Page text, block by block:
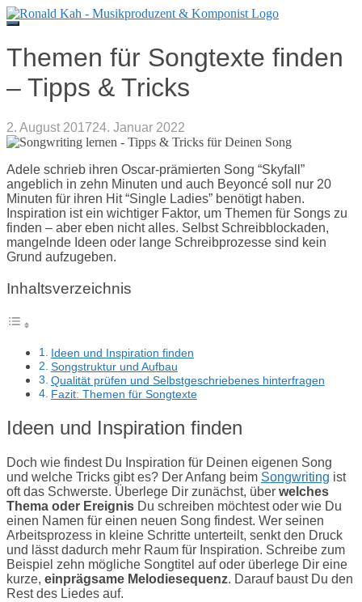
Direkt
zum
Themen für Songtexte finden
– Tipps & Tricks
2. August 201724. Januar 2022
Adele schrieb ihren Oscar-prämierten Song “Skyfall”
angeblich in zehn Minuten und auch Beyoncé soll nur 20
Minuten für ihren Hit “Single Ladies” benötigt haben.
Inspiration ist ein wichtiger Faktor, um Themen für Songs zu
finden – aber eben nicht alles. Selbst Schreibblockaden,
mangelnde Ideen oder lange Schreibprozesse sind kein
Grund aufzugeben.
Inhaltsverzeichnis
Ideen und Inspiration finden
Songstruktur und Aufbau
Qualität prüfen und Selbstgeschriebenes hinterfragen
Fazit: Themen für Songtexte
Ideen und Inspiration finden
Doch wie findest Du Inspiration für Deinen eigenen Song
und welche Tricks gibt es? Der Anfang beim Songwriting ist
oft das Schwerste. Überlege Dir zunächst, über welches
Thema oder Ereignis Du schreiben möchtest oder wie Du
einen Namen für einen neuen Song findest. Wer seinen
Arbeitsprozess in kleine Schritte unterteilt, senkt den Druck
und lässt dadurch mehr Raum für Inspiration. Schreibe zum
Beispiel zehn mögliche Songtitel auf oder überlege Dir eine
kurze, einprägsame Melodiesequenz. Darauf baust Du den
Rest des Liedes auf.